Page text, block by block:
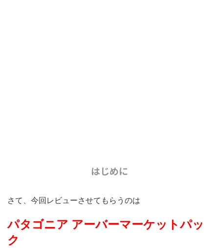
はじめに
さて、今回レビューさせてもらうのは
パタゴニア アーバーマーケットパッ
ク